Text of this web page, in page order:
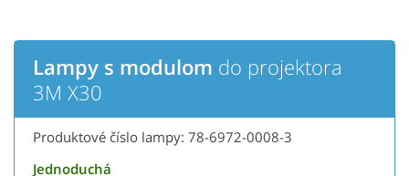
Lampy s modulom do projektora
3M X30
Produktové číslo lampy: 78-6972-0008-3
Jednoduchá